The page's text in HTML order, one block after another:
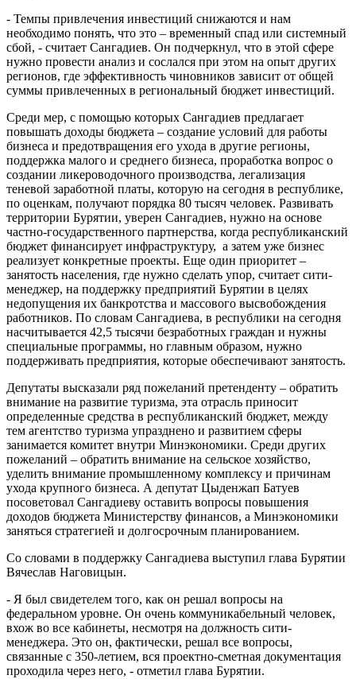
- Темпы привлечения инвестиций снижаются и нам
необходимо понять, что это – временный спад или системный
сбой, - считает Сангадиев. Он подчеркнул, что в этой сфере
нужно провести анализ и сослался при этом на опыт других
регионов, где эффективность чиновников зависит от общей
суммы привлеченных в региональный бюджет инвестиций.
Среди мер, с помощью которых Сангадиев предлагает
повышать доходы бюджета – создание условий для работы
бизнеса и предотвращения его ухода в другие регионы,
поддержка малого и среднего бизнеса, проработка вопрос о
создании ликероводочного производства, легализация
теневой заработной платы, которую на сегодня в республике,
по оценкам, получают порядка 80 тысяч человек. Развивать
территории Бурятии, уверен Сангадиев, нужно на основе
частно-государственного партнерства, когда республиканский
бюджет финансирует инфраструктуру, а затем уже бизнес
реализует конкретные проекты. Еще один приоритет –
занятость населения, где нужно сделать упор, считает сити-
менеджер, на поддержку предприятий Бурятии в целях
недопущения их банкротства и массового высвобождения
работников. По словам Сангадиева, в республики на сегодня
насчитывается 42,5 тысячи безработных граждан и нужны
специальные программы, но главным образом, нужно
поддерживать предприятия, которые обеспечивают занятость.
Депутаты высказали ряд пожеланий претенденту – обратить
внимание на развитие туризма, эта отрасль приносит
определенные средства в республиканский бюджет, между
тем агентство туризма упразднено и развитием сферы
занимается комитет внутри Минэкономики. Среди других
пожеланий – обратить внимание на сельское хозяйство,
уделить внимание промышленному комплексу и причинам
ухода крупного бизнеса. А депутат Цыденжап Батуев
посоветовал Сангадиеву оставить вопросы повышения
доходов бюджета Министерству финансов, а Минэкономики
заняться стратегией и долгосрочным планированием.
Со словами в поддержку Сангадиева выступил глава Бурятии
Вячеслав Наговицын.
- Я был свидетелем того, как он решал вопросы на
федеральном уровне. Он очень коммуникабельный человек,
вхож во все кабинеты, несмотря на должность сити-
менеджера. Это он, фактически, решал все вопросы,
связанные с 350-летием, вся проектно-сметная документация
проходила через него, - отметил глава Бурятии.